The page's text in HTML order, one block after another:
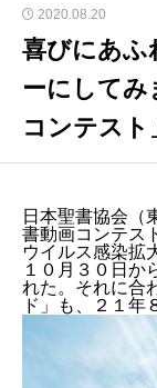
2020.08.20
喜びにあふ
ーにしてみ
コンテス
日本聖書協会（
書動画コンテス
ウイルス感染拡
１０月３０日か
れた。それに合
ド」も、２１年